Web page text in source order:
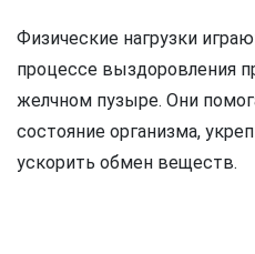
Физические нагрузки
процессе выздоровления
желчном пузыре. Они
состояние организма,
ускорить обмен веществ.